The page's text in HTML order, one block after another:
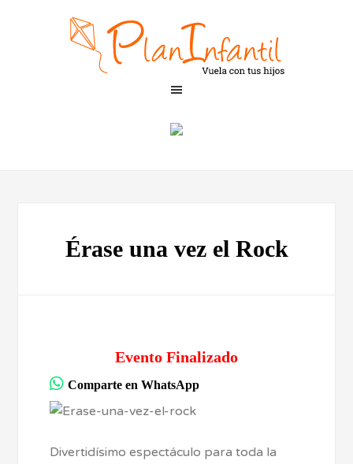
Érase una vez el Rock
Evento Finalizado
Comparte en WhatsApp
Divertidísimo espectáculo para toda la